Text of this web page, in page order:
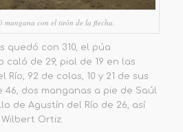
mangana con el tirón de la flecha.
quedó con 310, el púa
de 29, pial de 19 en las
92 de colas, 10 y 21 de sus
dos manganas a pie de Saúl
de Agustín del Río de 26, así
Ortiz.